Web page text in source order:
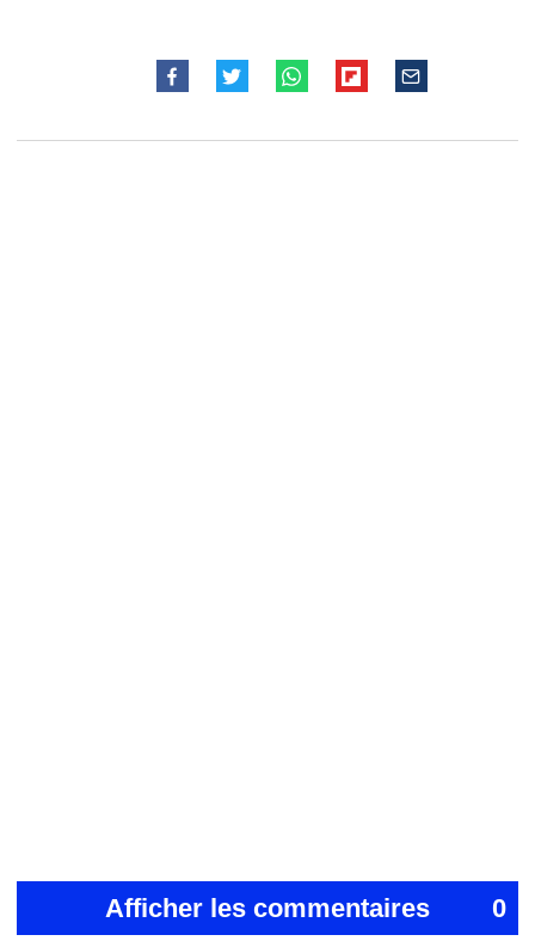
Afficher les commentaires 0